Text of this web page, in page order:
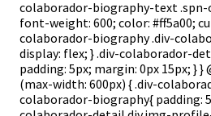
colaborador-biography-text .spn-
font-weight: 600; color: #ff5a00;
colaborador-biography .div-
display: flex; } .div-colaborador-
padding: 5px; margin: 0px 15px; } }
(max-width: 600px) { .div-
colaborador-biography{ padding: